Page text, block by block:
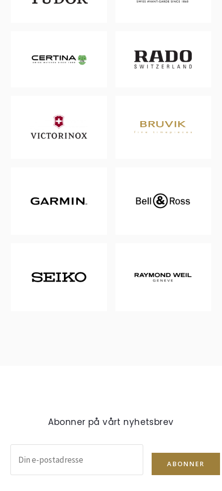
Abonner på vårt nyhetsbrev
ABONNER